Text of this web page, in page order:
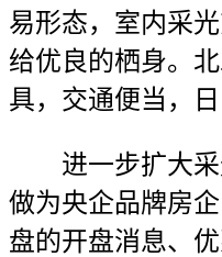
易形态，室内采
给优良的栖身。
具，交通便当，
进一步扩大采
做为央企品牌房
盘的开盘消息、